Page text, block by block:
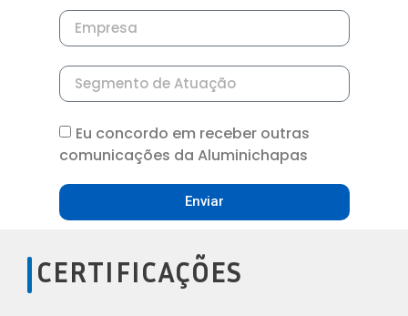
Eu concordo em receber outras
comunicações da Aluminichapas
Enviar
CERTIFICAÇÕES